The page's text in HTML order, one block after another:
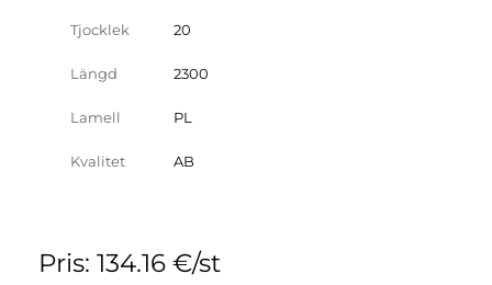
Tjocklek 20
Längd 2300
Lamell PL
Kvalitet AB
Pris: 134.16 €/st